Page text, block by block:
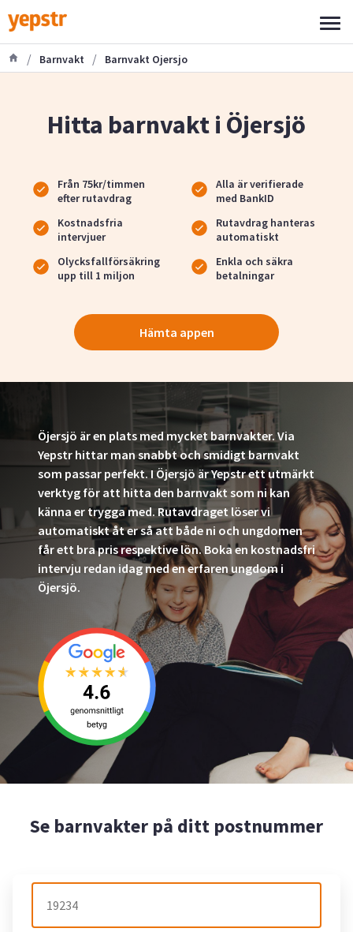
/ Barnvakt / Barnvakt Ojersjo
Hitta barnvakt i Öjersjö
Från 75kr/timmen
efter rutavdrag
Alla är verifierade
med BankID
Kostnadsfria
intervjuer
Rutavdrag hanteras
automatiskt
Olycksfallförsäkring
upp till 1 miljon
Enkla och säkra
betalningar
Hämta appen
Öjersjö är en plats med mycket barnvakter. Via
Yepstr hittar man snabbt och smidigt barnvakt
som passar perfekt. I Öjersjö är Yepstr ett utmärkt
verktyg för att hitta den barnvakt som ni kan
känna er trygga med. Rutavdraget löser vi
automatiskt åt er så att både ni och ungdomen
får ett bra pris respektive lön. Boka en kostnadsfri
intervju redan idag med en erfaren ungdom i
Öjersjö.
Se barnvakter på ditt postnummer